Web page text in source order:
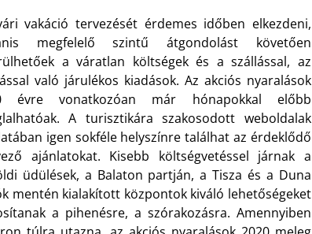
vakáció tervezését érdemes időben elkezdeni,
megfelelő szintű átgondolást követően
a váratlan költségek és a szállással, az
való járulékos kiadások. Az akciós nyaralások
évre vonatkozóan már hónapokkal előbb
A turisztikára szakosodott weboldalak
igen sokféle helyszínre találhat az érdeklődő
ajánlatokat. Kisebb költségvetéssel járnak a
üdülések, a Balaton partján, a Tisza és a Duna
mentén kialakított központok kiváló lehetőségeket
a pihenésre, a szórakozásra. Amennyiben